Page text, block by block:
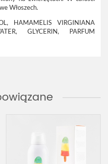
Włoszech.
HAMAMELIS VIRGINIANA
GLYCERIN, PARFUM